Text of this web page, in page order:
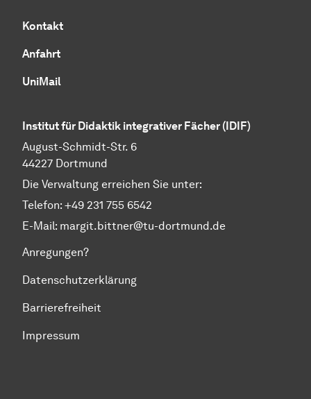
Kontakt
Anfahrt
UniMail
Institut für Didaktik integrativer Fächer (IDIF)
August-Schmidt-Str. 6
44227 Dortmund
Die Verwaltung erreichen Sie unter:
Telefon: +49 231 755 6542
E-Mail: margit.bittner@tu-dortmund.de
Anregungen?
Datenschutzerklärung
Barrierefreiheit
Impressum